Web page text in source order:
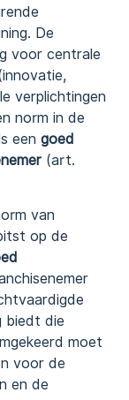
De
voor centrale
verplichtingen
norm in de
een goed
(art.
van
op de
biedt die
moet
voor de
en de